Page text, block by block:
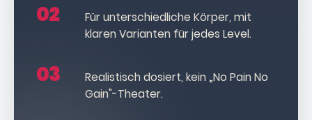
02
Für unterschiedliche Körper, mit
klaren Varianten für jedes Level.
03
Realistisch dosiert, kein „No Pain No
Gain"-Theater.